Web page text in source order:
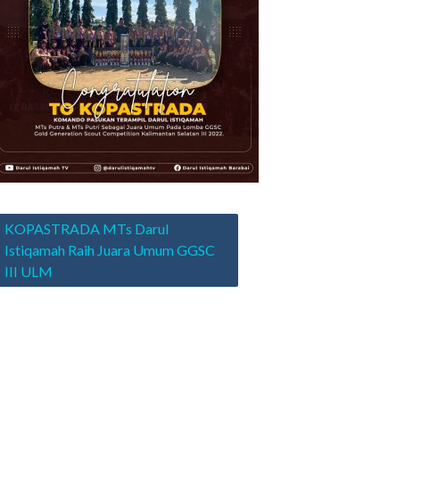
Navigasi
pos
KOPASTRADA MTs Darul
Istiqamah Raih Juara Umum GGSC
III ULM